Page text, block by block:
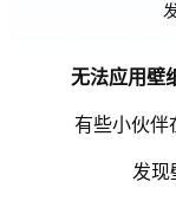
无法应用壁
有些小伙伴
发现